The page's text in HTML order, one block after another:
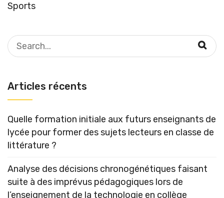
Sports
Search
for:
Articles récents
Quelle formation initiale aux futurs enseignants de
lycée pour former des sujets lecteurs en classe de
littérature ?
Analyse des décisions chronogénétiques faisant
suite à des imprévus pédagogiques lors de
l’enseignement de la technologie en collège